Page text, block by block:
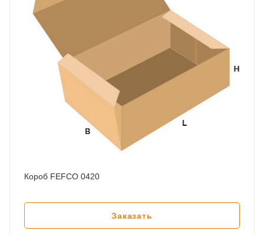
Короб FEFCO 0420
Заказать